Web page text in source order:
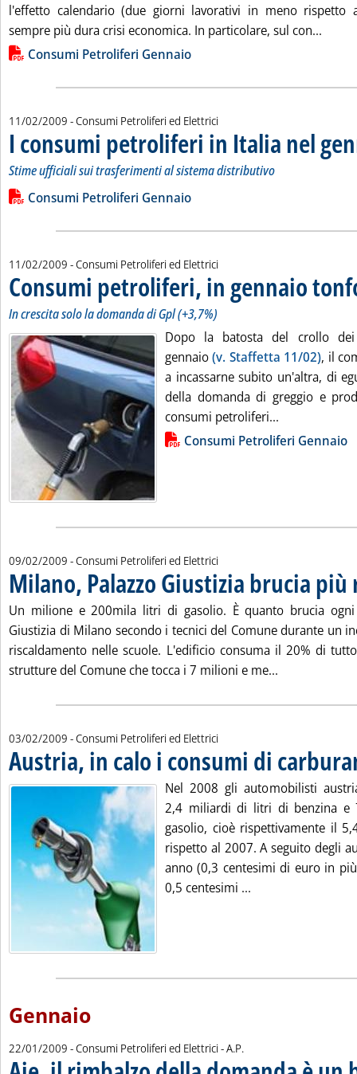
l'effetto calendario (due giorni lavorativi in meno rispetto
sempre più dura crisi economica. In particolare, sul con...
Lista allegati PDF alla notizia
Consumi Petroliferi Gennaio
11/02/2009 - Consumi Petroliferi ed Elettrici
I consumi petroliferi in Italia nel
Stime ufficiali sui trasferimenti al sistema distributivo
Leggi tutta la notizia: 'I consumi petroliferi in Italia nel
Lista allegati PDF alla notizia
Consumi Petroliferi Gennaio
11/02/2009 - Consumi Petroliferi ed Elettrici
Consumi petroliferi, in gennaio
In crescita solo la domanda di Gpl (+3,7%)
Dopo la batosta del crollo
gennaio(v. Staffetta 11/02), il
a incassarne subito un'altra, di
della domanda di greggio e
consumi petroliferi...
Lista allegati PDF alla notiziaConsumi Petroliferi Gennaio
09/02/2009 - Consumi Petroliferi ed Elettrici
Milano, Palazzo Giustizia brucia più
Un milione e 200mila litri di gasolio. È quanto brucia
Giustizia di Milano secondo i tecnici del Comune durante un
riscaldamento nelle scuole. L'edificio consuma il 20% di
strutture del Comune che tocca i 7 milioni e me...
03/02/2009 - Consumi Petroliferi ed Elettrici
Austria, in calo i consumi di
Nel 2008 gli automobilisti
2,4 miliardi di litri di benzina
gasolio, cioè rispettivamente il
rispetto al 2007. A seguito degli
anno (0,3 centesimi di euro in
0,5 centesimi ...
Gennaio
22/01/2009 - Consumi Petroliferi ed Elettrici -di:
A.P.